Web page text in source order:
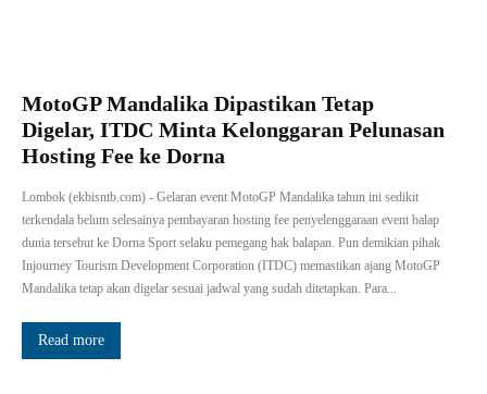
MotoGP Mandalika Dipastikan Tetap
Digelar, ITDC Minta Kelonggaran Pelunasan
Hosting Fee ke Dorna
Lombok (ekbisntb.com) - Gelaran event MotoGP Mandalika tahun ini sedikit
terkendala belum selesainya pembayaran hosting fee penyelenggaraan event balap
dunia tersebut ke Dorna Sport selaku pemegang hak balapan. Pun demikian pihak
Injourney Tourism Development Corporation (ITDC) memastikan ajang MotoGP
Mandalika tetap akan digelar sesuai jadwal yang sudah ditetapkan. Para...
Read more